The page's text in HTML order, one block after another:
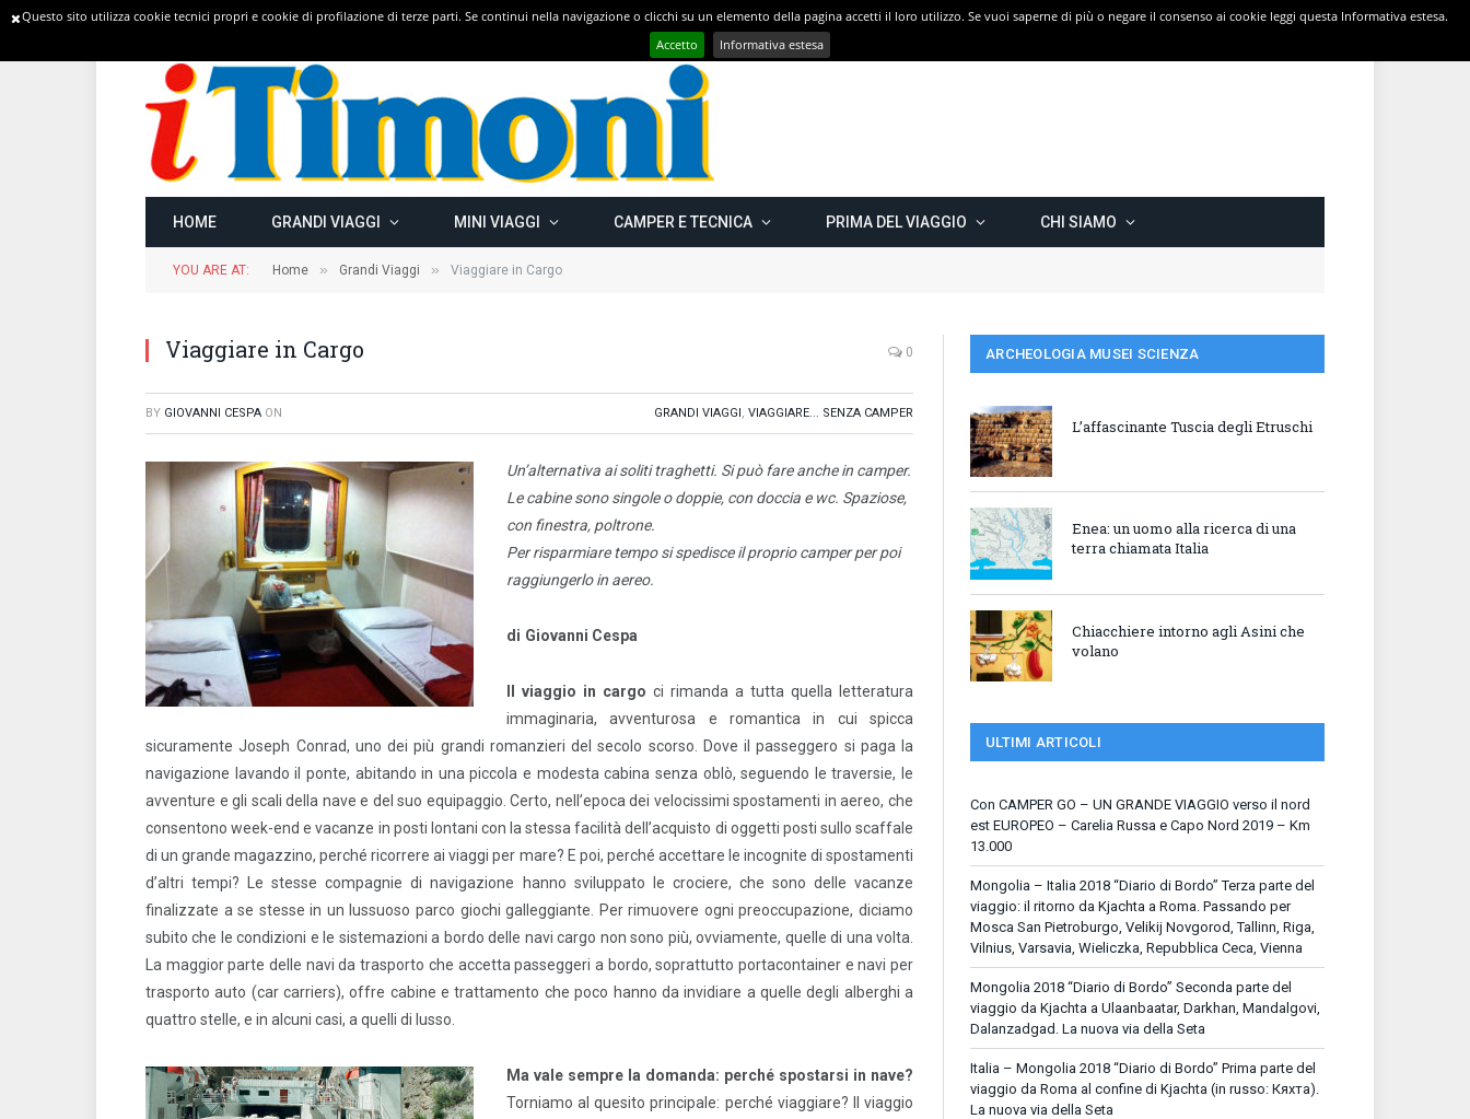
TRENDING Con CAMPER GO – UN GRANDE VIAGGIO verso il nord est EUROPEO – Carelia Russa e Capo Nord 2019 – Km 13.000
HOME GRANDI VIAGGI MINI VIAGGI CAMPER E TECNICA PRIMA DEL VIAGGIO CHI SIAMO
YOU ARE AT: Home » Grandi Viaggi » Viaggiare in Cargo
Viaggiare in Cargo 0
BY GIOVANNI CESPA ON GRANDI VIAGGI, VIAGGIARE... SENZA CAMPER
Un’alternativa ai soliti traghetti. Si può fare anche in camper.
Le cabine sono singole o doppie, con doccia e wc. Spaziose,
con finestra, poltrone.
Per risparmiare tempo si spedisce il proprio camper per poi
raggiungerlo in aereo.
di Giovanni Cespa
Il viaggio in cargo ci rimanda a tutta quella letteratura
immaginaria, avventurosa e romantica in cui spicca
sicuramente Joseph Conrad, uno dei più grandi romanzieri del secolo scorso. Dove il passeggero si paga la
navigazione lavando il ponte, abitando in una piccola e modesta cabina senza oblò, seguendo le traversie, le
avventure e gli scali della nave e del suo equipaggio. Certo, nell’epoca dei velocissimi spostamenti in aereo, che
consentono week-end e vacanze in posti lontani con la stessa facilità dell’acquisto di oggetti posti sullo scaffale
di un grande magazzino, perché ricorrere ai viaggi per mare? E poi, perché accettare le incognite di spostamenti
d’altri tempi? Le stesse compagnie di navigazione hanno sviluppato le crociere, che sono delle vacanze
finalizzate a se stesse in un lussuoso parco giochi galleggiante. Per rimuovere ogni preoccupazione, diciamo
subito che le condizioni e le sistemazioni a bordo delle navi cargo non sono più, ovviamente, quelle di una volta.
La maggior parte delle navi da trasporto che accetta passeggeri a bordo, soprattutto portacontainer e navi per
trasporto auto (car carriers), offre cabine e trattamento che poco hanno da invidiare a quelle degli alberghi a
quattro stelle, e in alcuni casi, a quelli di lusso.
Ma vale sempre la domanda: perché spostarsi in nave?
Torniamo al quesito principale: perché viaggiare? Il viaggio
ARCHEOLOGIA MUSEI SCIENZA
L’affascinante Tuscia degli Etruschi
Enea: un uomo alla ricerca di una
terra chiamata Italia
Chiacchiere intorno agli Asini che
volano
ULTIMI ARTICOLI
Con CAMPER GO – UN GRANDE VIAGGIO verso il nord
est EUROPEO – Carelia Russa e Capo Nord 2019 – Km
13.000
Mongolia – Italia 2018 “Diario di Bordo” Terza parte del
viaggio: il ritorno da Kjachta a Roma. Passando per
Mosca San Pietroburgo, Velikij Novgorod, Tallinn, Riga,
Vilnius, Varsavia, Wieliczka, Repubblica Ceca, Vienna
Mongolia 2018 “Diario di Bordo” Seconda parte del
viaggio da Kjachta a Ulaanbaatar, Darkhan, Mandalgovi,
Dalanzadgad. La nuova via della Seta
Italia – Mongolia 2018 “Diario di Bordo” Prima parte del
viaggio da Roma al confine di Kjachta (in russo: Кяхта).
La nuova via della Seta
Questo sito utilizza cookie tecnici propri e cookie di profilazione di terze parti. Se continui nella navigazione o clicchi su un elemento della pagina accetti il loro utilizzo. Se vuoi saperne di più o negare il consenso ai cookie leggi questa Informativa estesa.
Accetto
Informativa estesa